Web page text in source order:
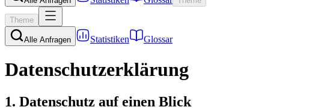
Theme
Alle Anfragen Statistiken Glossar
Datenschutzerklärung
1. Datenschutz auf einen Blick